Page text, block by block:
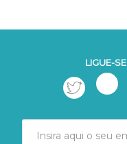
LIGUE-